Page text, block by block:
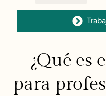
¿Qué es
para